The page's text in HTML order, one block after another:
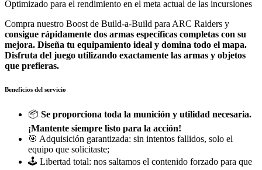
Optimizado para el rendimiento en el meta actual de las incursiones
Compra nuestro Boost de Build-a-Build para ARC Raiders y
consigue rápidamente dos armas específicas completas con su
mejora. Diseña tu equipamiento ideal y domina todo el mapa.
Disfruta del juego utilizando exactamente las armas y objetos
que prefieras.
Beneficios del servicio
📦 Se proporciona toda la munición y utilidad necesaria.
¡Mantente siempre listo para la acción!
🎯 Adquisición garantizada: sin intentos fallidos, solo el
equipo que solicitaste;
🕹️ Libertad total: nos saltamos el contenido forzado para que